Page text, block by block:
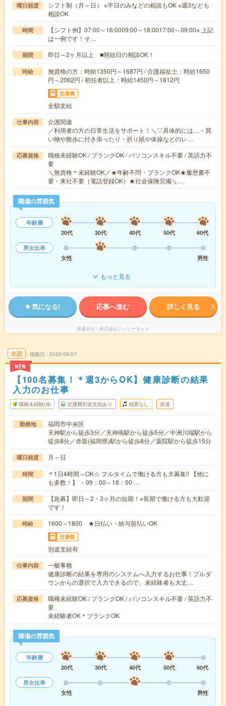
曜日頻度
シフト制（月～日） ※平日のみなどの相談もOK ※週3なども
相談OK
時間
【シフト例】07:00～16:0009:00～18:0017:00～09:00※ 上記
は一例です！そ…
期間 即日～2ヶ月以上 ■開始日の相談OK！
時給
無資格の方：時給1350円～1687円 / 介護福祉士：時給1650
円～2062円 / 初任者以上：時給1450円～1812円
交通費
全額支給
仕事内容
介護関連
／利用者の方の日常生活をサポート！＼▽具体的には…・買
い物や散歩に付き添ったり・折り紙や体操などのレ…
応募資格
職種未経験OK / ブランクOK / パソコンスキル不要 / 英語力不
要
＼無資格＊未経験OK／★年齢不問・ブランクOK★履歴書不
要・来社不要（電話登録OK）★社会保険完備＼…
職場の雰囲気
年齢層
20代
30代 40代 50代
60代
男女比率
女性
男性
もっと見る
気になる! 応募へ進む 詳しく見る
派遣会社 株式会社ニッソーネット
未読
NEW
掲載日 2026/08/07
【100名募集！＊週3からOK】健康診断の結果
入力のお仕事
職種未経験OK 交通費別途支給あり 残業なし 派遣
勤務地
福岡市中央区
天神駅から徒歩3分／天神南駅から徒歩5分／中洲川端駅から
徒歩8分／赤坂(福岡県)駅から徒歩8分／薬院駅から徒歩15分
曜日頻度 月～日
時間
＊1日4時間～OK☆ フルタイムで働ける方も大募集!! 【他に
も多数！】 ・09：00～18：00 …
期間
【急募】即日～2・3ヶ月の短期！※長期で働ける方も大歓迎
です！
時給 1600～1800 ★日払い・給与前払いOK
交通費
別途支給有
仕事内容
一般事務
健康診断の結果を専用のシステムへ入力するお仕事！プルダ
ウンからの選択で入力できるので、未経験者も大丈…
応募資格
職種未経験OK / ブランクOK / パソコンスキル不要 / 英語力不
要
未経験者OK＊ブランクOK
職場の雰囲気
年齢層
20代
30代 40代 50代
60代
男女比率
女性
男性